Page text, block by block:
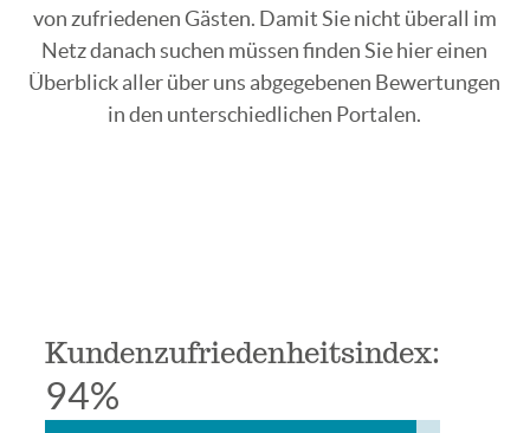
von zufriedenen Gästen. Damit Sie nicht überall im
Netz danach suchen müssen finden Sie hier einen
Überblick aller über uns abgegebenen Bewertungen
in den unterschiedlichen Portalen.
Kundenzufriedenheitsindex:
94%